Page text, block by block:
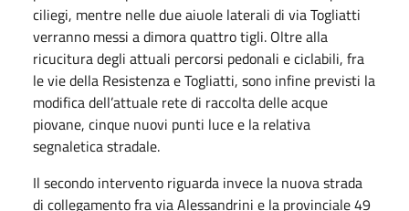
ciliegi, mentre nelle due aiuole laterali di via Togliatti
verranno messi a dimora quattro tigli. Oltre alla
ricucitura degli attuali percorsi pedonali e ciclabili, fra
le vie della Resistenza e Togliatti, sono infine previsti la
modifica dell’attuale rete di raccolta delle acque
piovane, cinque nuovi punti luce e la relativa
segnaletica stradale.
Il secondo intervento riguarda invece la nuova strada
di collegamento fra via Alessandrini e la provinciale 49